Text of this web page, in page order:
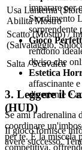
imparare per
Stordimento
sorprendente
Gioco
rendono
diviso che
Estetica
affascinante
divertente e
Se ami l'adrenalina
coordinare
per te. È la miscela
competitiva,
Usa Lanterna
Abilità Mostro
Scatto (Mostro) /
(Salvataggio,
Salta / Scavalca
3. Leggere il
(HUD)
Il gioco fornisce
avere successo.